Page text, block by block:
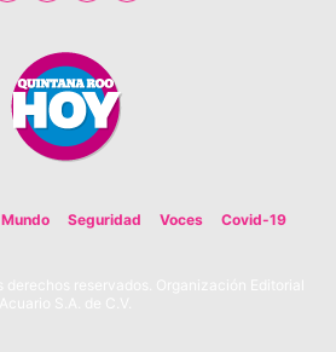
Mundo Seguridad Voces Covid-19